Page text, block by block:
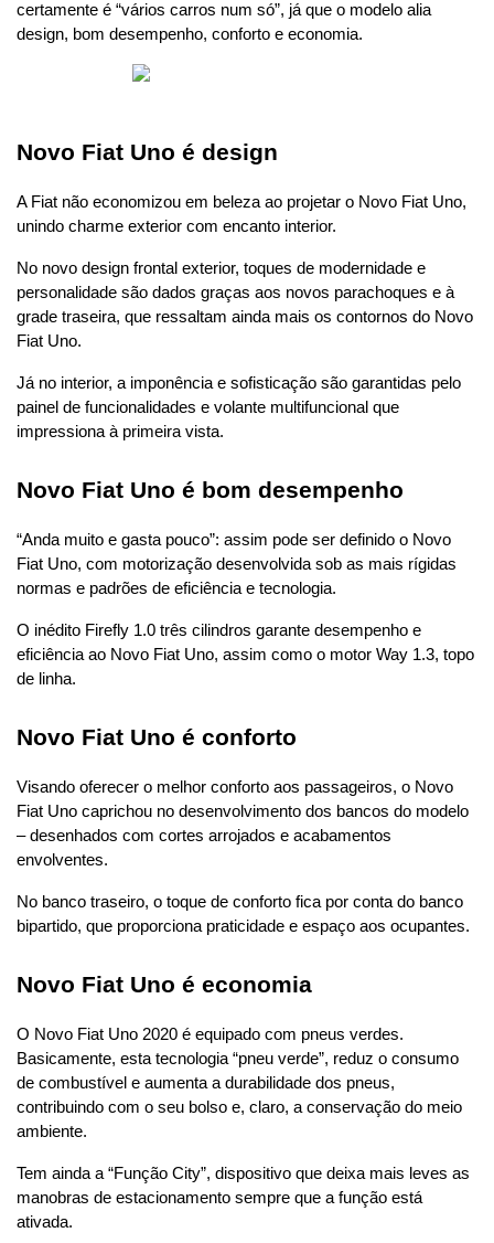
certamente é “vários carros num só”, já que o modelo alia
design, bom desempenho, conforto e economia.
Novo Fiat Uno é design
A Fiat não economizou em beleza ao projetar o Novo Fiat Uno,
unindo charme exterior com encanto interior.
No novo design frontal exterior, toques de modernidade e
personalidade são dados graças aos novos parachoques e à
grade traseira, que ressaltam ainda mais os contornos do Novo
Fiat Uno.
Já no interior, a imponência e sofisticação são garantidas pelo
painel de funcionalidades e volante multifuncional que
impressiona à primeira vista.
Novo Fiat Uno é bom desempenho
“Anda muito e gasta pouco”: assim pode ser definido o Novo
Fiat Uno, com motorização desenvolvida sob as mais rígidas
normas e padrões de eficiência e tecnologia.
O inédito Firefly 1.0 três cilindros garante desempenho e
eficiência ao Novo Fiat Uno, assim como o motor Way 1.3, topo
de linha.
Novo Fiat Uno é conforto
Visando oferecer o melhor conforto aos passageiros, o Novo
Fiat Uno caprichou no desenvolvimento dos bancos do modelo
– desenhados com cortes arrojados e acabamentos
envolventes.
No banco traseiro, o toque de conforto fica por conta do banco
bipartido, que proporciona praticidade e espaço aos ocupantes.
Novo Fiat Uno é economia
O Novo Fiat Uno 2020 é equipado com pneus verdes.
Basicamente, esta tecnologia “pneu verde”, reduz o consumo
de combustível e aumenta a durabilidade dos pneus,
contribuindo com o seu bolso e, claro, a conservação do meio
ambiente.
Tem ainda a “Função City”, dispositivo que deixa mais leves as
manobras de estacionamento sempre que a função está
ativada.